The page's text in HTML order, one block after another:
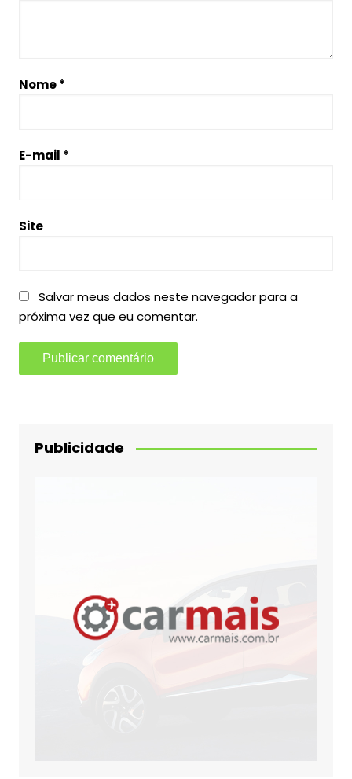
Nome*
E-mail *
Site
Salvar meus dados neste navegador para a
próxima vez que eu comentar.
Publicidade